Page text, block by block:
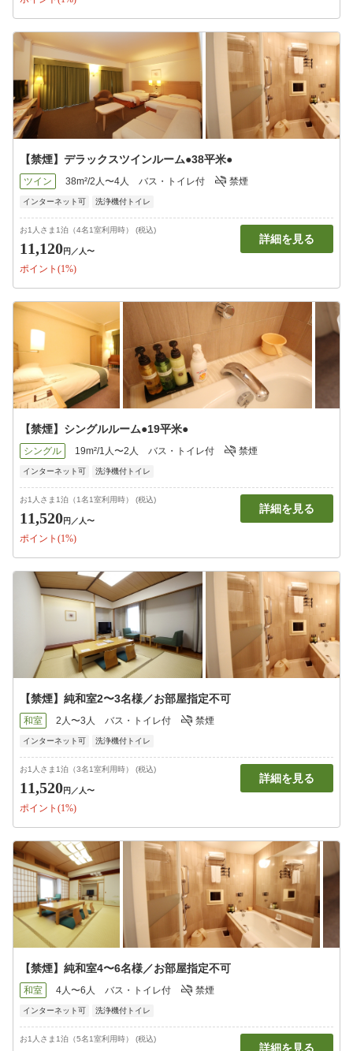
【禁煙】デラックスツインルーム●38平米●
ツイン 38m²/2人〜4人 バス・トイレ付 禁煙
インターネット可 洗浄機付トイレ
お1人さま1泊（4名1室利用時） (税込)
11,120円 ／人〜
ポイント(1%)
詳細を見る
【禁煙】シングルルーム●19平米●
シングル 19m²/1人〜2人 バス・トイレ付 禁煙
インターネット可 洗浄機付トイレ
お1人さま1泊（1名1室利用時） (税込)
11,520円 ／人〜
ポイント(1%)
詳細を見る
【禁煙】純和室2〜3名様／お部屋指定不可
和室 2人〜3人 バス・トイレ付 禁煙
インターネット可 洗浄機付トイレ
お1人さま1泊（3名1室利用時） (税込)
11,520円 ／人〜
ポイント(1%)
詳細を見る
【禁煙】純和室4〜6名様／お部屋指定不可
和室 4人〜6人 バス・トイレ付 禁煙
インターネット可 洗浄機付トイレ
お1人さま1泊（5名1室利用時） (税込)
詳細を見る